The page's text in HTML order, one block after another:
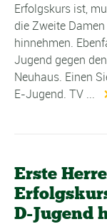
Erfolgskurs ist,
die Zweite
hinnehmen.
Jugend gegen
Neuhaus. Einen
E-Jugend. TV ...
Erste
D-Jugend